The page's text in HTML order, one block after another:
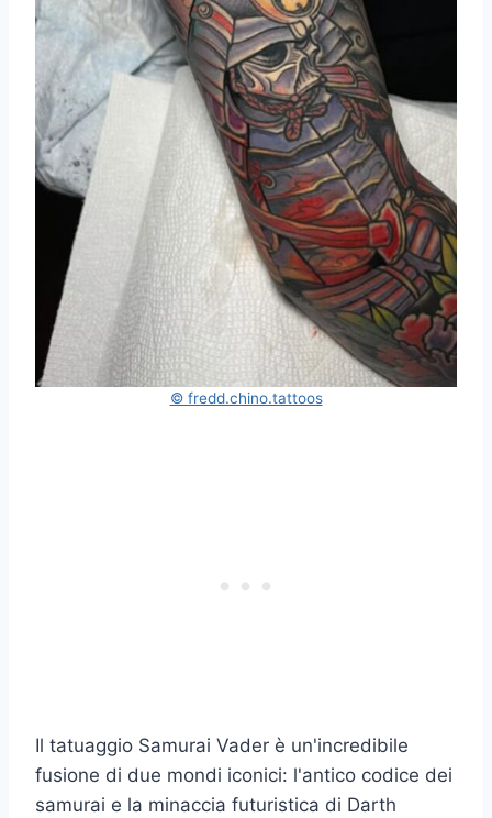
© fredd.chino.tattoos
Il tatuaggio Samurai Vader è un'incredibile
fusione di due mondi iconici: l'antico codice dei
samurai e la minaccia futuristica di Darth